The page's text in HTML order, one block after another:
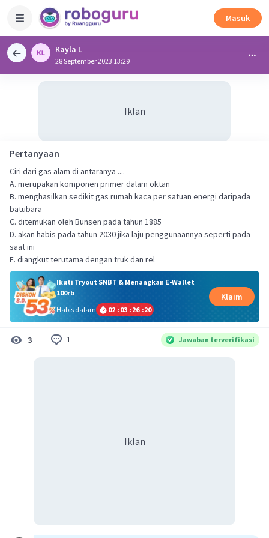
Masuk
Kayla L
28 September 2023 13:29
Iklan
Pertanyaan
Ciri dari gas alam di antaranya ....
A. merupakan komponen primer dalam oktan
B. menghasilkan sedikit gas rumah kaca per satuan energi daripada
batubara
C. ditemukan oleh Bunsen pada tahun 1885
D. akan habis pada tahun 2030 jika laju penggunaannya seperti pada
saat ini
E. diangkut terutama dengan truk dan rel
Ikuti Tryout SNBT & Menangkan E-Wallet
100rb
Habis dalam
02 :03 :26 :20
Klaim
3 1 Jawaban terverifikasi
Iklan